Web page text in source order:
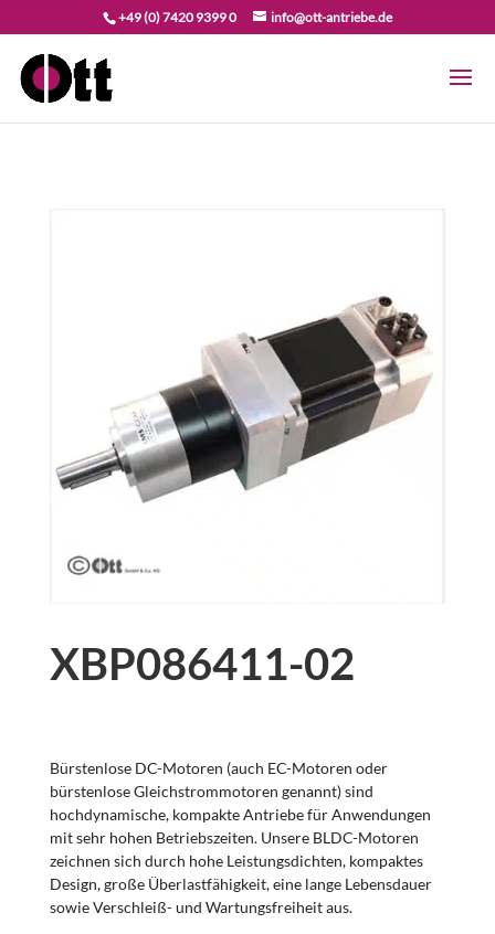
+49 (0) 7420 9399 0 info@ott-antriebe.de
XBP086411-02
Bürstenlose DC-Motoren (auch EC-Motoren oder
bürstenlose Gleichstrommotoren genannt) sind
hochdynamische, kompakte Antriebe für Anwendungen
mit sehr hohen Betriebszeiten. Unsere BLDC-Motoren
zeichnen sich durch hohe Leistungsdichten, kompaktes
Design, große Überlastfähigkeit, eine lange Lebensdauer
sowie Verschleiß- und Wartungsfreiheit aus.